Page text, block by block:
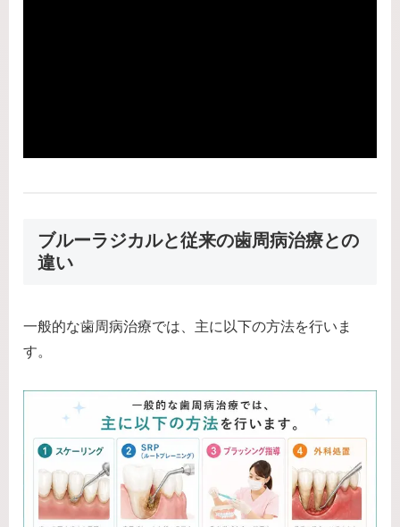
ブルーラジカルと従来の歯周病治療との
違い
一般的な歯周病治療では、主に以下の方法を行いま
す。